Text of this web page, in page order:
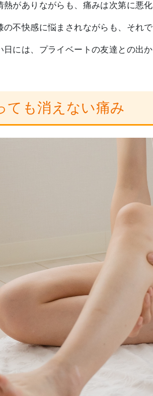
がありながらも、痛みは次第に悪化
不快感に悩まされながらも、それ
には、プライベートの友達との出
ても消えない痛み